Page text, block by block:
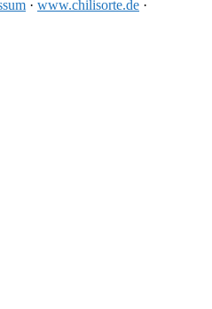
· www.chilisorte.de ·